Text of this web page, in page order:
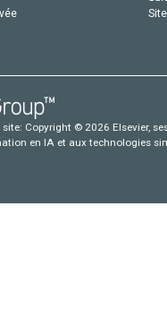
Copyright © 2026 Elsevier,
en IA et aux technologies